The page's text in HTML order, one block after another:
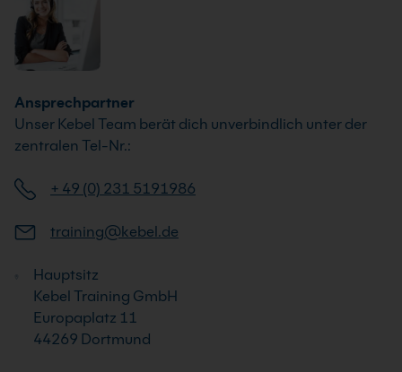
Ansprechpartner
Unser Kebel Team berät dich unverbindlich unter der
zentralen Tel-Nr.:
+ 49 (0) 231 5191986
training@kebel.de
Hauptsitz
Kebel Training GmbH
Europaplatz 11
44269 Dortmund